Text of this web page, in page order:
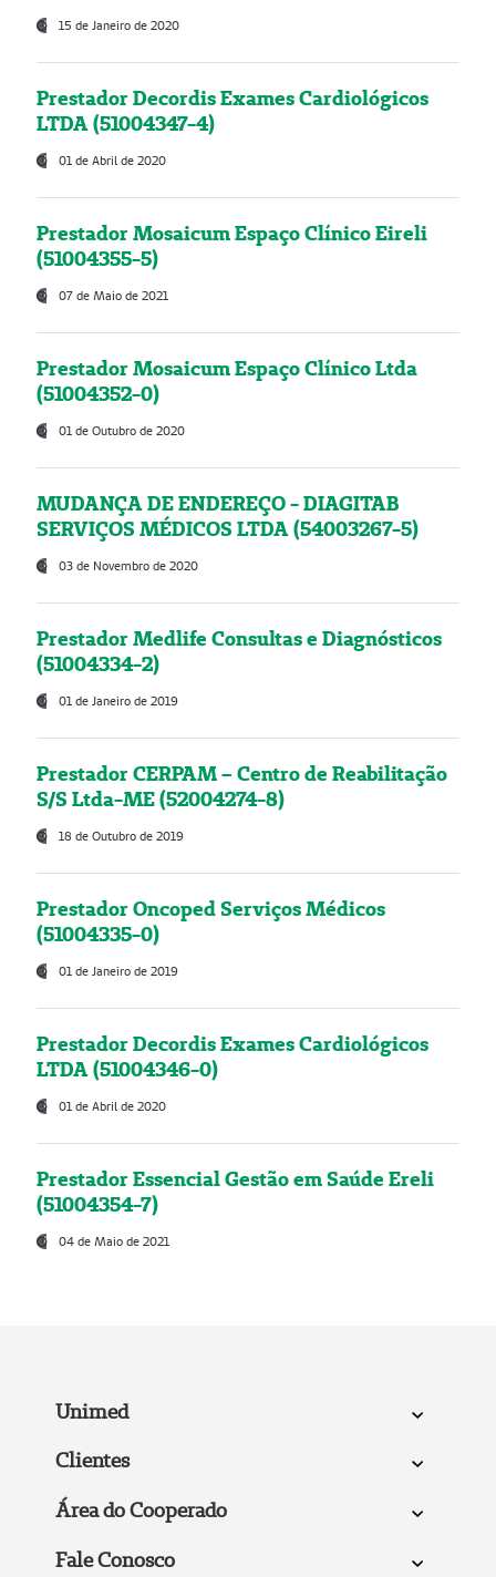
15 de Janeiro de 2020
Prestador Decordis Exames Cardiológicos
LTDA (51004347-4)
01 de Abril de 2020
Prestador Mosaicum Espaço Clínico Eireli
(51004355-5)
07 de Maio de 2021
Prestador Mosaicum Espaço Clínico Ltda
(51004352-0)
01 de Outubro de 2020
MUDANÇA DE ENDEREÇO - DIAGITAB
SERVIÇOS MÉDICOS LTDA (54003267-5)
03 de Novembro de 2020
Prestador Medlife Consultas e Diagnósticos
(51004334-2)
01 de Janeiro de 2019
Prestador CERPAM – Centro de Reabilitação
S/S Ltda-ME (52004274-8)
18 de Outubro de 2019
Prestador Oncoped Serviços Médicos
(51004335-0)
01 de Janeiro de 2019
Prestador Decordis Exames Cardiológicos
LTDA (51004346-0)
01 de Abril de 2020
Prestador Essencial Gestão em Saúde Ereli
(51004354-7)
04 de Maio de 2021
Unimed
Clientes
Área do Cooperado
Fale Conosco